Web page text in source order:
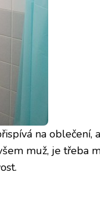
na oblečení,
muž, je třeba